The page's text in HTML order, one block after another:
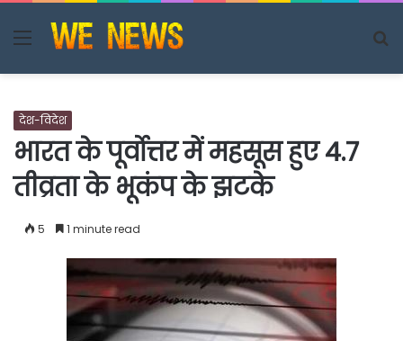
Menu
देश-विदेश
भारत के पूर्वोत्तर में महसूस हुए 4.7
तीव्रता के भूकंप के झटके
5 1 minute read